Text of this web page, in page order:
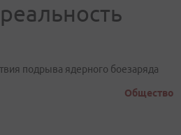
подрыва ядерного боезаряда
Общество